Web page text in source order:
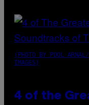
(PHOTO BY POOL
IMAGES)
4 of the